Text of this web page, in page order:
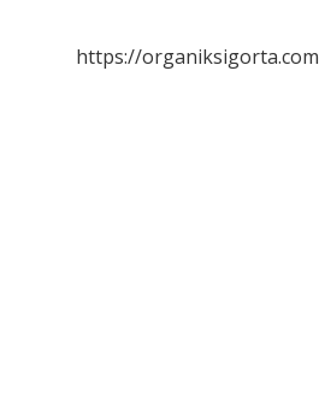
https://organiksigorta.com